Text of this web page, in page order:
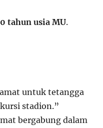
tahun usia MU.
untuk tetangga
stadion.”
bergabung dalam